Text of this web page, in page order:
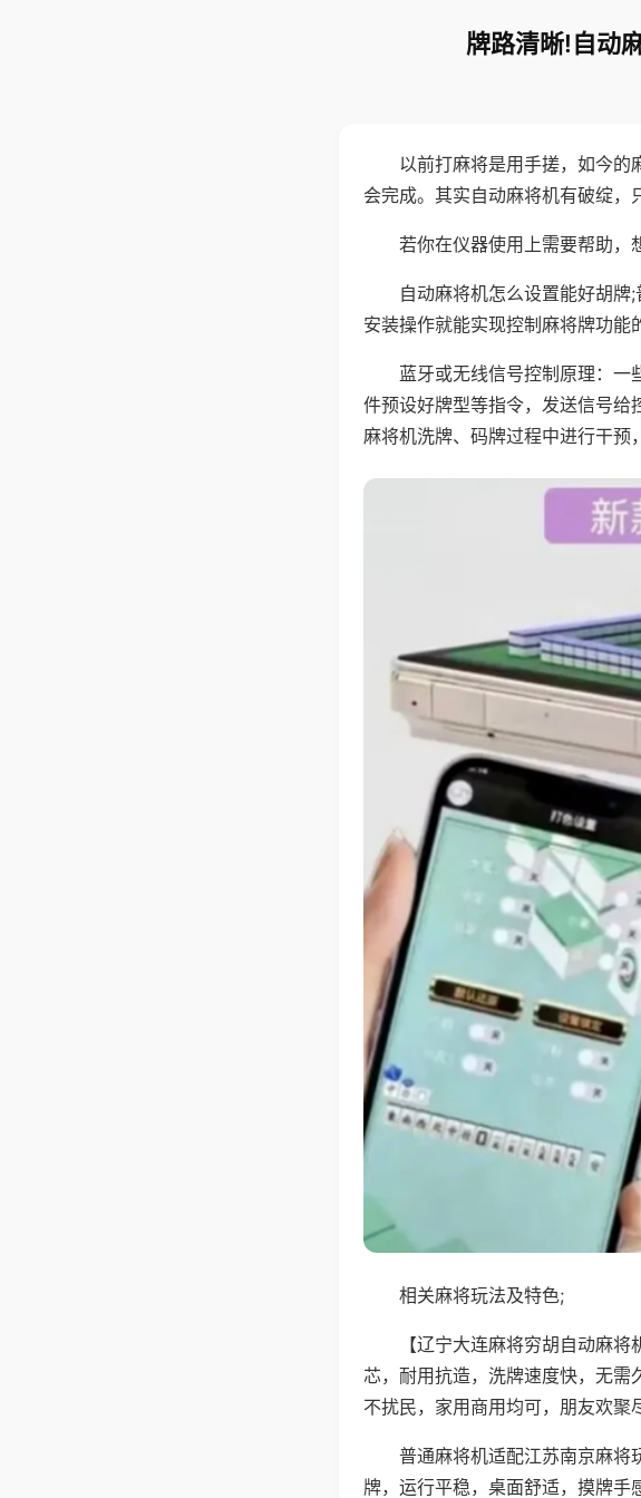
牌路清晰!自动
以前打麻将是用手搓，如今的
会完成。其实自动麻将机有破绽，
若你在仪器使用上需要帮助，
自动麻将机怎么设置能好胡
安装操作就能实现控制麻将牌功能
蓝牙或无线信号控制原理：一
件预设好牌型等指令，发送信号给
麻将机洗牌、码牌过程中进行干预
相关麻将玩法及特色;
【辽宁大连麻将穷胡自动麻
芯，耐用抗造，洗牌速度快，无
不扰民，家用商用均可，朋友欢聚
普通麻将机适配江苏南京麻将
牌，运行平稳，桌面舒适，摸牌手